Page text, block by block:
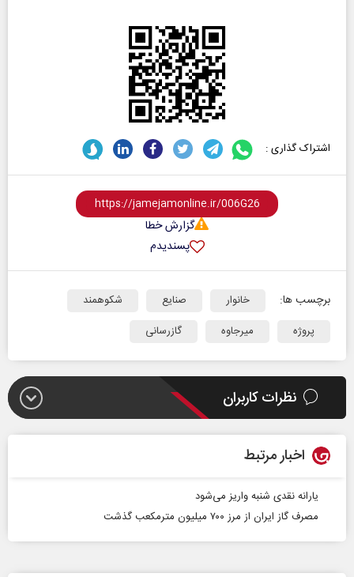
اشتراک گذاری :
گزارش خطا
پسندیدم
برچسب ها: خانوار صنایع
شکوهمند
پروژه
میرجاوه گازرسانی
نظرات کاربران
اخبار مرتبط
یارانه نقدی شنبه واریز می‌شود
مصرف گاز ایران از مرز ۷۰۰ میلیون مترمکعب گذشت